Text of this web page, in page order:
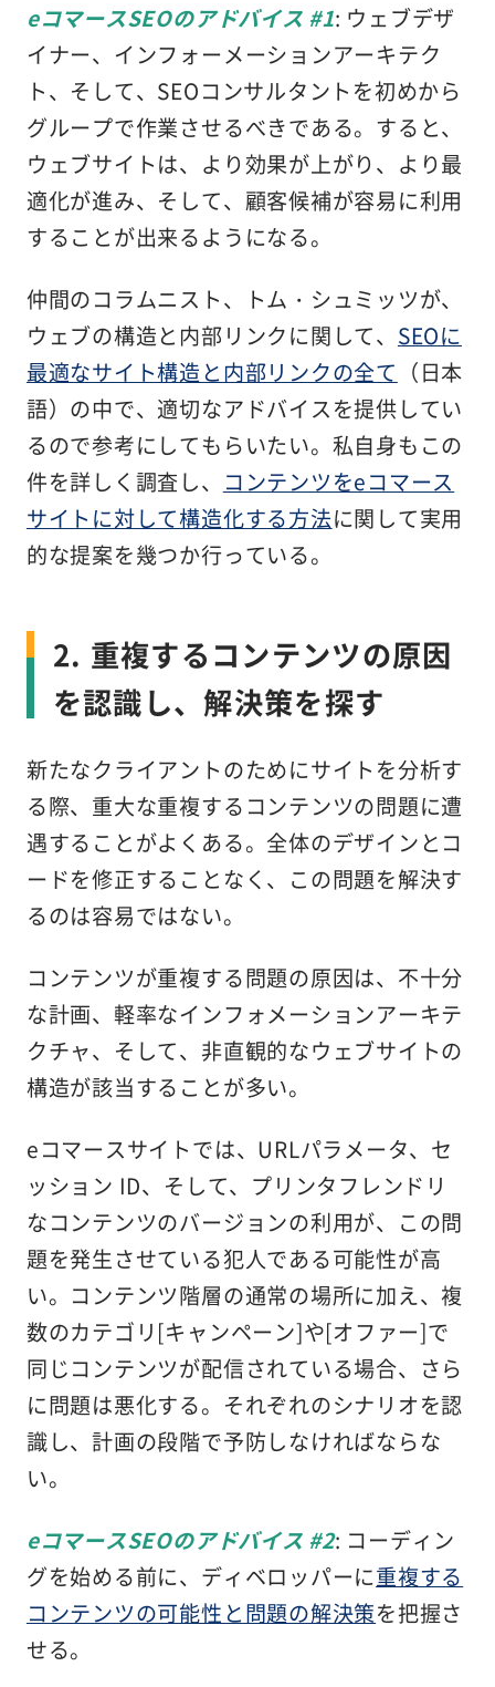
eコマースSEOのアドバイス #1: ウェブデザ
イナー、インフォーメーションアーキテク
ト、そして、SEOコンサルタントを初めから
グループで作業させるべきである。すると、
ウェブサイトは、より効果が上がり、より最
適化が進み、そして、顧客候補が容易に利用
することが出来るようになる。
仲間のコラムニスト、トム・シュミッツが、
ウェブの構造と内部リンクに関して、 SEOに
最適なサイト構造と内部リンクの全て （日本
語）の中で、適切なアドバイスを提供してい
るので参考にしてもらいたい。私自身もこの
件を詳しく調査し、
コンテンツをeコマース
サイトに対して構造化する方法に関して実用
的な提案を幾つか行っている。
2. 重複するコンテンツの原因
を認識し、解決策を探す
新たなクライアントのためにサイトを分析す
る際、重大な重複するコンテンツの問題に遭
遇することがよくある。全体のデザインとコ
ードを修正することなく、この問題を解決す
るのは容易ではない。
コンテンツが重複する問題の原因は、不十分
な計画、軽率なインフォメーションアーキテ
クチャ、そして、非直観的なウェブサイトの
構造が該当することが多い。
eコマースサイトでは、URLパラメータ、セ
ッション ID、そして、プリンタフレンドリ
なコンテンツのバージョンの利用が、この問
題を発生させている犯人である可能性が高
い。コンテンツ階層の通常の場所に加え、複
数のカテゴリ[キャンペーン]や[オファー]で
同じコンテンツが配信されている場合、さら
に問題は悪化する。それぞれのシナリオを認
識し、計画の段階で予防しなければならな
い。
eコマースSEOのアドバイス #2: コーディン
グを始める前に、ディベロッパーに重複する
コンテンツの可能性と問題の解決策を把握さ
せる。